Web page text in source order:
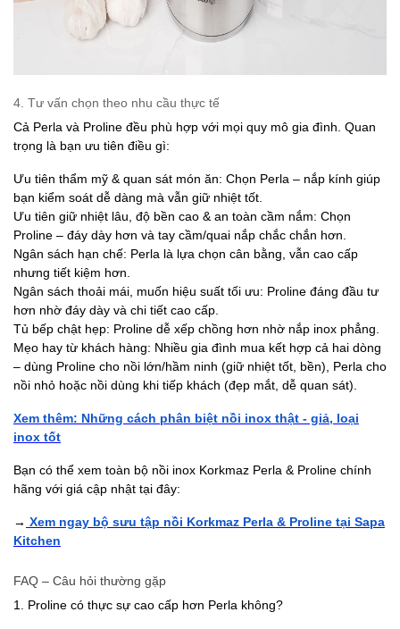
4. Tư vấn chọn theo nhu cầu thực tế
Cả Perla và Proline đều phù hợp với mọi quy mô gia đình. Quan
trọng là bạn ưu tiên điều gì:
Ưu tiên thẩm mỹ & quan sát món ăn: Chọn Perla – nắp kính giúp
bạn kiểm soát dễ dàng mà vẫn giữ nhiệt tốt.
Ưu tiên giữ nhiệt lâu, độ bền cao & an toàn cầm nắm: Chọn
Proline – đáy dày hơn và tay cầm/quai nắp chắc chắn hơn.
Ngân sách hạn chế: Perla là lựa chọn cân bằng, vẫn cao cấp
nhưng tiết kiệm hơn.
Ngân sách thoải mái, muốn hiệu suất tối ưu: Proline đáng đầu tư
hơn nhờ đáy dày và chi tiết cao cấp.
Tủ bếp chật hẹp: Proline dễ xếp chồng hơn nhờ nắp inox phẳng.
Mẹo hay từ khách hàng: Nhiều gia đình mua kết hợp cả hai dòng
– dùng Proline cho nồi lớn/hầm ninh (giữ nhiệt tốt, bền), Perla cho
nồi nhỏ hoặc nồi dùng khi tiếp khách (đẹp mắt, dễ quan sát).
Xem thêm: Những cách phân biệt nồi inox thật - giả, loại
inox tốt
Bạn có thể xem toàn bộ nồi inox Korkmaz Perla & Proline chính
hãng với giá cập nhật tại đây:
→ Xem ngay bộ sưu tập nồi Korkmaz Perla & Proline tại Sapa
Kitchen
FAQ – Câu hỏi thường gặp
1. Proline có thực sự cao cấp hơn Perla không?